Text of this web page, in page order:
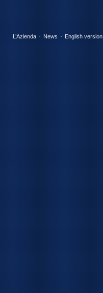
L’Azienda News English version